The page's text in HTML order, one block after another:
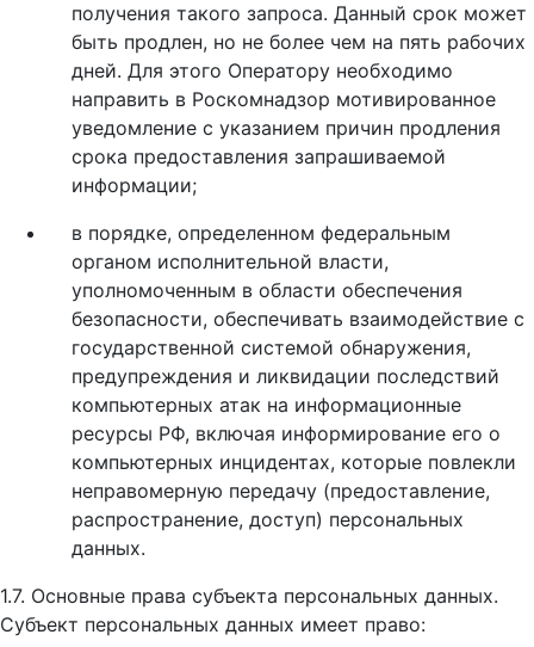
получения такого запроса. Данный срок может
быть продлен, но не более чем на пять рабочих
дней. Для этого Оператору необходимо
направить в Роскомнадзор мотивированное
уведомление с указанием причин продления
срока предоставления запрашиваемой
информации;
в порядке, определенном федеральным
органом исполнительной власти,
уполномоченным в области обеспечения
безопасности, обеспечивать взаимодействие с
государственной системой обнаружения,
предупреждения и ликвидации последствий
компьютерных атак на информационные
ресурсы РФ, включая информирование его о
компьютерных инцидентах, которые повлекли
неправомерную передачу (предоставление,
распространение, доступ) персональных
данных.
1.7. Основные права субъекта персональных данных.
Субъект персональных данных имеет право: